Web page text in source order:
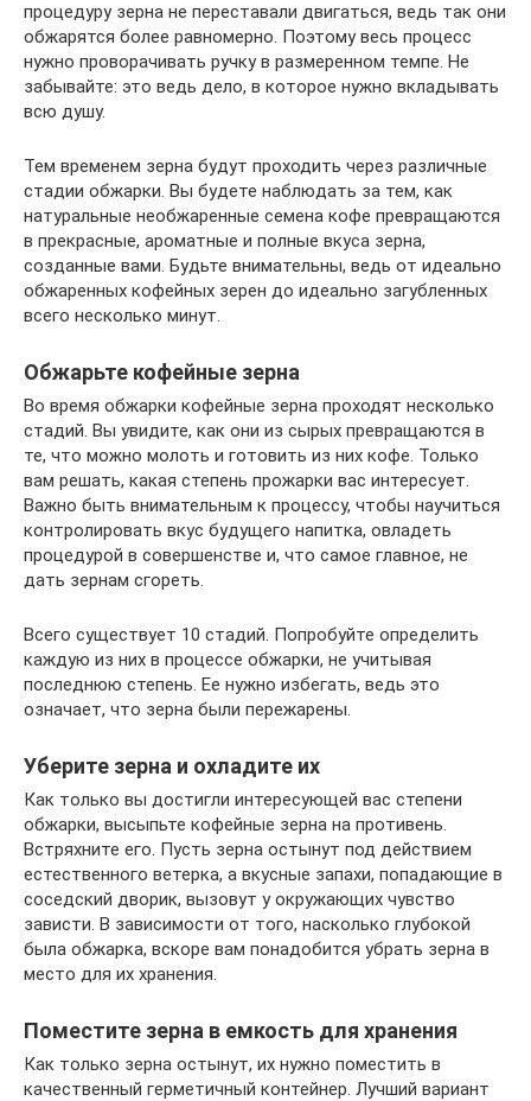
процедуру зерна не переставали двигаться, ведь так они
обжарятся более равномерно. Поэтому весь процесс
нужно проворачивать ручку в размеренном темпе. Не
забывайте: это ведь дело, в которое нужно вкладывать
всю душу.
Тем временем зерна будут проходить через различные
стадии обжарки. Вы будете наблюдать за тем, как
натуральные необжаренные семена кофе превращаются
в прекрасные, ароматные и полные вкуса зерна,
созданные вами. Будьте внимательны, ведь от идеально
обжаренных кофейных зерен до идеально загубленных
всего несколько минут.
Обжарьте кофейные зерна
Во время обжарки кофейные зерна проходят несколько
стадий. Вы увидите, как они из сырых превращаются в
те, что можно молоть и готовить из них кофе. Только
вам решать, какая степень прожарки вас интересует.
Важно быть внимательным к процессу, чтобы научиться
контролировать вкус будущего напитка, овладеть
процедурой в совершенстве и, что самое главное, не
дать зернам сгореть.
Всего существует 10 стадий. Попробуйте определить
каждую из них в процессе обжарки, не учитывая
последнюю степень. Ее нужно избегать, ведь это
означает, что зерна были пережарены.
Уберите зерна и охладите их
Как только вы достигли интересующей вас степени
обжарки, высыпьте кофейные зерна на противень.
Встряхните его. Пусть зерна остынут под действием
естественного ветерка, а вкусные запахи, попадающие в
соседский дворик, вызовут у окружающих чувство
зависти. В зависимости от того, насколько глубокой
была обжарка, вскоре вам понадобится убрать зерна в
место для их хранения.
Поместите зерна в емкость для хранения
Как только зерна остынут, их нужно поместить в
качественный герметичный контейнер. Лучший вариант